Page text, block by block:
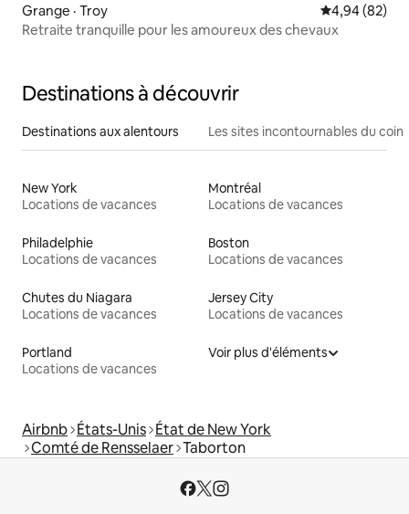
Grange · Troy Note
4,94 (82)
Retraite tranquille pour les amoureux des chevaux
Destinations à découvrir
Destinations aux alentours Les sites incontournables du coin
New York
Locations de vacances
Montréal
Locations de vacances
Philadelphie
Locations de vacances
Boston
Locations de vacances
Chutes du Niagara
Locations de vacances
Jersey City
Locations de vacances
Portland
Locations de vacances
Voir plus d'éléments
Airbnb États-Unis État de New York
Comté de Rensselaer Taborton